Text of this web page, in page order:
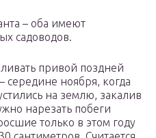
– оба имеют
садоводов.
привой поздней
середине ноября, когда
на землю, закалив
нарезать побеги
только в этом году